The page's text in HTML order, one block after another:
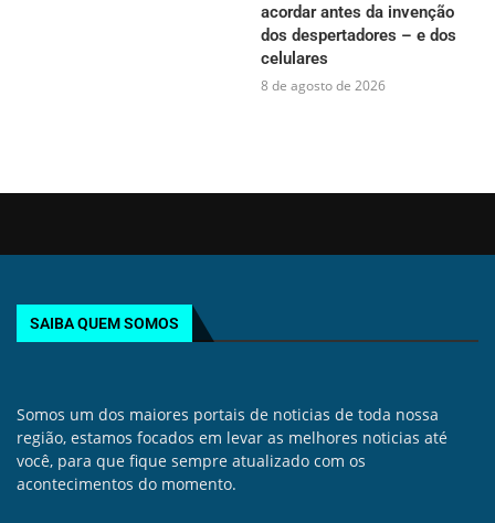
acordar antes da invenção
dos despertadores – e dos
celulares
8 de agosto de 2026
SAIBA QUEM SOMOS
Somos um dos maiores portais de noticias de toda nossa
região, estamos focados em levar as melhores noticias até
você, para que fique sempre atualizado com os
acontecimentos do momento.